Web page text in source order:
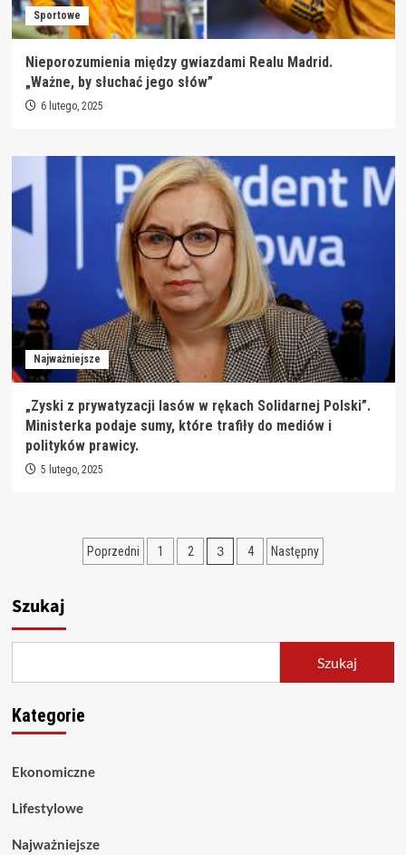
Sportowe
Nieporozumienia między gwiazdami Realu Madrid.
„Ważne, by słuchać jego słów”
6 lutego, 2025
Najważniejsze
„Zyski z prywatyzacji lasów w rękach Solidarnej Polski”.
Ministerka podaje sumy, które trafiły do mediów i
polityków prawicy.
5 lutego, 2025
Stronicowanie
Poprzedni 1 2 3 4 Następny
Szukaj
Szukaj
Kategorie
Ekonomiczne
Lifestylowe
Najważniejsze